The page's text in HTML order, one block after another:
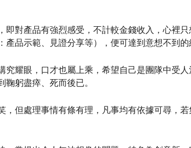
即對產品有強烈感受，不計較金錢收入，心裡
產品示範、見證分享等），便可達到意想不到的
究耀眼，口才也屬上乘，希望自己是團隊中受
鞠躬盡瘁、死而後已。
，但處理事情有條有理，凡事均有依據可尋，